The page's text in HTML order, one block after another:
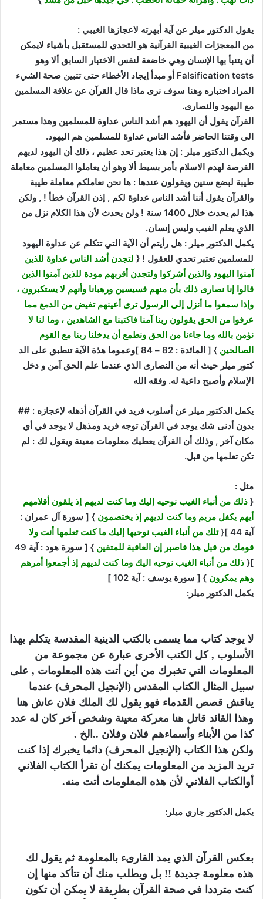
يقول الدكتور ميلر عن آية أبهرته لاعجازها الغيبي :
من المعجزات الغيبية القرآنية هو التحدي للمستقبل بأشياء لايمكن
أن يتنبأ بها الإنسان وهي خاضعة لنفس الاختبار السابق ألا وهو
Falsification tests أو مبدأ إيجاد الأخطاء حتى تتبين صحة الشيء
المراد اختباره وهنا سوف نرى ماذا قال القرآن عن علاقة المسلمين
مع اليهود والنصارى.
القرآن يقول أن اليهود هم أشد الناس عداوة للمسلمين وهذا مستمر
الى وقتنا الحاضر فأشد الناس عداوة للمسلمين هم اليهود.
ويكمل الدكتور ميلر : إن هذا يعتبر تحد عظيم ، ذلك أن اليهود لديهم
الفرصة لهدم الاسلام بأمر بسيط ألا وهو أن يعاملوا المسلمين معاملة
طيبة لبضع سنين ويقولون عندها : ها نحن نعاملكم معاملة طيبة
والقرآن يقول أننا أشد الناس عداوة لكم , إذن القرآن خطأ ! , ولكن
هذا لم يحدث خلال 1400 سنة ! ولن يحدث لأن هذا الكلام نزل من
الذي يعلم الغيب وليس إنسان.
يكمل الدكتور ميلر : هل رأيتم أن الآية التي تتكلم عن عداوة اليهود
للمسلمين تعتبر تحدي للعقول ! { لتجدن أشد الناس عداوة للذين
آمنوا اليهود والذين أشركوا ولتجدن أقربهم مودة للذين آمنوا الذين
قالوا إنا نصارى ذلك بأن منهم قسيسين ورهبانا وأنهم لا يستكبرون ،
وإذا سمعوا ما أنزل إلى الرسول ترى أعينهم تفيض من الدمع مما
عرفوا من الحق يقولون ربنا آمنا فاكتبنا مع الشاهدين ، وما لنا لا
نؤمن بالله وما جاءنا من الحق ونطمع أن يدخلنا ربنا مع القوم
الصالحين
} [ المائدة : 82 – 84 ]وعموما هذة الآية تنطبق على الد
كتور ميلر حيث أنه من النصارى الذي عندما علم الحق آمن و دخل
الإسلام وأصبح داعية له. وفقه الله
يكمل الدكتور ميلر عن أسلوب فريد في القرآن أذهله لإعجازه : ##
بدون أدنى شك يوجد في القرآن توجه فريد ومذهل لا يوجد في أي
مكان آخر , وذلك أن القرآن يعطيك معلومات معينة ويقول لك : لم
تكن تعلمها من قبل.
مثل :
{ ذلك من أنباء الغيب نوحيه إليك وما كنت لديهم إذ يلقون أقلامهم
أيهم يكفل مريم وما كنت لديهم إذ يختصمون } [ سورة آل عمران :
آية 44 ]{
تلك من أنباء الغيب نوحيها إليك ما كنت تعلمها أنت ولا
قومك من قبل هذا فاصبر إن العاقبة للمتقين
} [ سورة هود : آية 49
]{ ذلك من أنباء الغيب نوحيه اليك وما كنت لديهم إذ أجمعوا أمرهم
وهم يمكرون } [ سورة يوسف : آية 102 ]
يكمل الدكتور ميلر:
لا يوجد كتاب مما يسمى بالكتب الدينية المقدسة يتكلم بهذا
الأسلوب , كل الكتب الأخرى عبارة عن مجموعة من
المعلومات التي تخبرك من أين أتت هذه المعلومات , على
سبيل المثال الكتاب المقدس (الإنجيل المحرف) عندما
يناقش قصص القدماء فهو يقول لك الملك فلان عاش هنا
وهذا القائد قاتل هنا معركة معينة وشخص آخر كان له عدد
كذا من الأبناء وأسماءهم فلان وفلان ..الخ .
ولكن هذا الكتاب (الإنجيل المحرف) دائما يخبرك إذا كنت
تريد المزيد من المعلومات يمكنك أن تقرأ الكتاب الفلاني
أوالكتاب الفلاني لأن هذه المعلومات أتت منه.
يكمل الدكتور جاري ميلر:
بعكس القرآن الذي يمد القارىء بالمعلومة ثم يقول لك
هذه معلومة جديدة !! بل ويطلب منك أن تتأكد منها إن
كنت مترددا في صحة القرآن بطريقة لا يمكن أن تكون